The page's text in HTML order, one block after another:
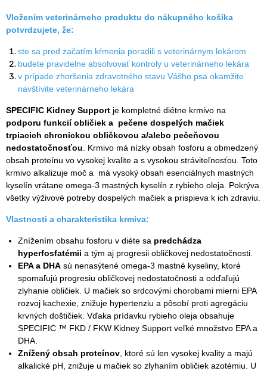
Vložením veterinárneho produktu do nákupného košíka
potvrdzujete, že:
ste sa pred začatím kŕmenia poradili s veterinárnym lekárom
budete pravidelne absolvovať kontroly u veterinárneho lekára
v prípade zhoršenia zdravotného stavu Vášho psa okamžite
navštívite veterinárneho lekára
SPECIFIC Kidney Support je kompletné diétne krmivo na
podporu funkcií obličiek a pečene dospelých mačiek
trpiacich chronickou obličkovou a/alebo pečeňovou
nedostatočnosťou . Krmivo má nízky obsah fosforu a obmedzený
obsah proteínu vo vysokej kvalite a s vysokou stráviteľnosťou. Toto
krmivo alkalizuje moč a má vysoký obsah esenciálnych mastných
kyselín vrátane omega-3 mastných kyselín z rybieho oleja. Pokrýva
všetky výživové potreby dospelých mačiek a prispieva k ich zdraviu.
Vlastnosti a charakteristika krmiva:
Znížením obsahu fosforu v diéte sa predchádza
hyperfosfatémii a tým aj progresii obličkovej nedostatočnosti.
EPA a DHA sú nenasýtené omega-3 mastné kyseliny, ktoré
spomaľujú progresiu obličkovej nedostatočnosti a odďaľujú
zlyhanie obličiek. U mačiek so srdcovými chorobami mierni EPA
rozvoj kachexie, znižuje hypertenziu a pôsobí proti agregáciu
krvných doštičiek. Vďaka prídavku rybieho oleja obsahuje
SPECIFIC ™ FKD / FKW Kidney Support veľké množstvo EPA a
DHA.
Znížený obsah proteínov , ktoré sú len vysokej kvality a majú
alkalické pH, znižuje u mačiek so zlyhaním obličiek azotémiu. U